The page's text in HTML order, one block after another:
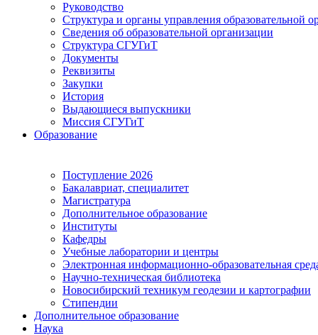
Руководство
Структура и органы управления образовательной
Сведения об образовательной организации
Структура СГУГиТ
Документы
Реквизиты
Закупки
История
Выдающиеся выпускники
Миссия СГУГиТ
Образование
Поступление 2026
Бакалавриат, специалитет
Магистратура
Дополнительное образование
Институты
Кафедры
Учебные лаборатории и центры
Электронная информационно-образовательная
Научно-техническая библиотека
Новосибирский техникум геодезии и картографии
Стипендии
Дополнительное образование
Наука